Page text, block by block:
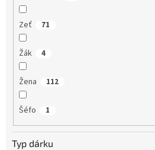
Zeť 71
Žák 4
Žena 112
Šéfo 1
Typ dárku